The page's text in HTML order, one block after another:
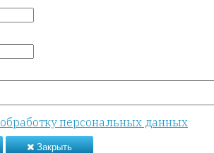
обработку персональных данных
Закрыть